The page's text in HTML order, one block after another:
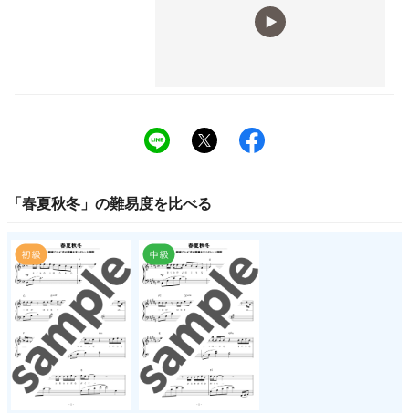
「 春夏秋冬 」の難易度を比べる